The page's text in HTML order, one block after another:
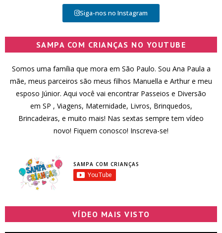
Siga-nos no Instagram
SAMPA COM CRIANÇAS NO YOUTUBE
Somos uma família que mora em São Paulo. Sou Ana Paula a
mãe, meus parceiros são meus filhos Manuella e Arthur e meu
esposo Júnior. Aqui você vai encontrar Passeios e Diversão
em SP , Viagens, Maternidade, Livros, Brinquedos,
Brincadeiras, e muito mais! Nas sextas sempre tem vídeo
novo! Fiquem conosco! Inscreva-se!
SAMPA COM CRIANÇAS
VÍDEO MAIS VISTO